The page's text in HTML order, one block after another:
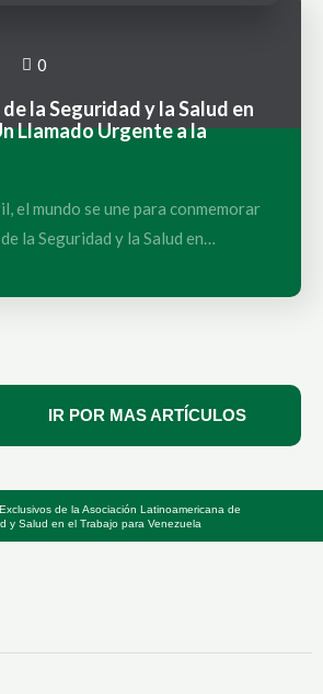
0
la Seguridad y la Salud en
Llamado Urgente a la
el mundo se une para conmemorar
la Seguridad y la Salud en…
IR POR MAS ARTÍCULOS
de la Asociación Latinoamericana de
y Salud en el Trabajo para Venezuela